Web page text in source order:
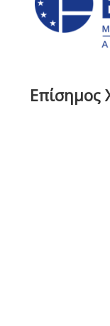
Επίσημος